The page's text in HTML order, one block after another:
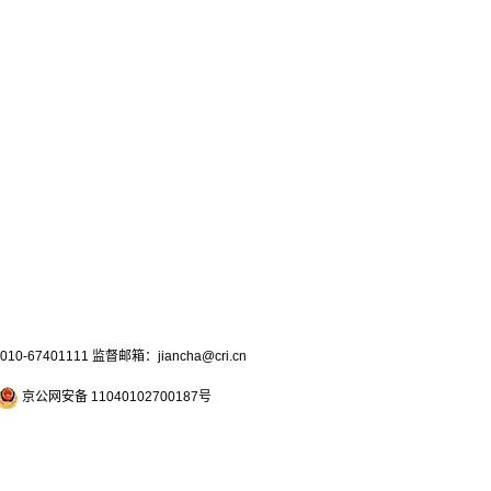
67401111 监督邮箱：jiancha@cri.cn
京公网安备 11040102700187号